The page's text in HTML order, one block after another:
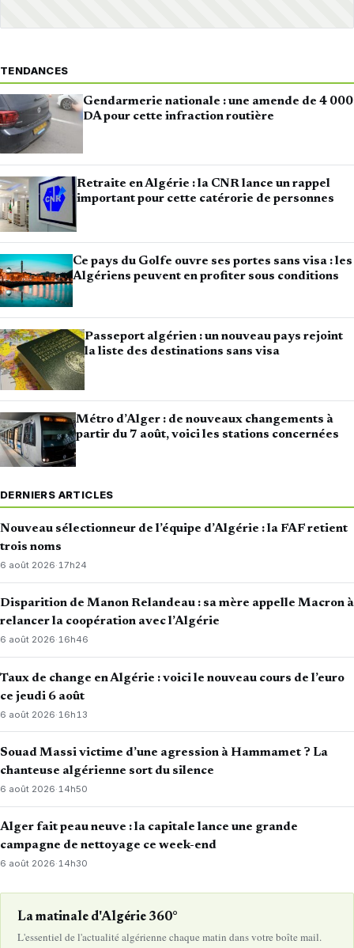
TENDANCES
Gendarmerie nationale : une amende de 4 000
DA pour cette infraction routière
Retraite en Algérie : la CNR lance un rappel
important pour cette catérorie de personnes
Ce pays du Golfe ouvre ses portes sans visa : les
Algériens peuvent en profiter sous conditions
Passeport algérien : un nouveau pays rejoint
la liste des destinations sans visa
Métro d’Alger : de nouveaux changements à
partir du 7 août, voici les stations concernées
DERNIERS ARTICLES
Nouveau sélectionneur de l’équipe d’Algérie : la FAF retient
trois noms
6 août 2026· 17h24
Disparition de Manon Relandeau : sa mère appelle Macron à
relancer la coopération avec l’Algérie
6 août 2026·16h46
Taux de change en Algérie : voici le nouveau cours de l’euro
ce jeudi 6 août
6 août 2026· 16h13
Souad Massi victime d’une agression à Hammamet ? La
chanteuse algérienne sort du silence
6 août 2026·14h50
Alger fait peau neuve : la capitale lance une grande
campagne de nettoyage ce week-end
6 août 2026·14h30
La matinale d'Algérie 360°
L'essentiel de l'actualité algérienne chaque matin dans votre boîte mail.